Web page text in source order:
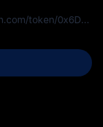
https://bscscan.com/token/0x6Db461da03b8Ad06319fF2aF985E1C8dFcC004e0